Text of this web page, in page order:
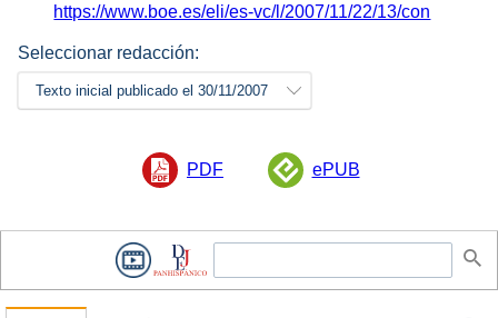
https://www.boe.es/eli/es-vc/l/2007/11/22/13/con
Seleccionar redacción:
Texto inicial publicado el 30/11/2007
PDF ePUB